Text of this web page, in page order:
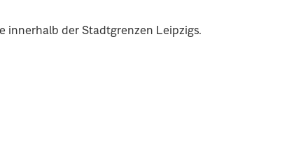
innerhalb der Stadtgrenzen Leipzigs.